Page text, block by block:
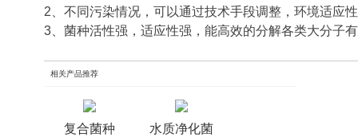
2、不同污染情况，可以通过技术手段调整，环境适应
3、菌种活性强，适应性强，能高效的分解各类大分子
相关产品推荐
复合菌种
水质净化菌